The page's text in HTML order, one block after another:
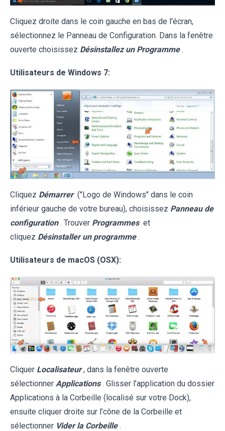
Cliquez droite dans le coin gauche en bas de l'écran,
sélectionnez le Panneau de Configuration. Dans la fenêtre
ouverte choisissez Désinstallez un Programme .
Utilisateurs de Windows 7:
Cliquez Démarrer ("Logo de Windows" dans le coin
inférieur gauche de votre bureau), choisissez Panneau de
configuration . Trouver Programmes et
cliquez Désinstaller un programme .
Utilisateurs de macOS (OSX):
Cliquer Localisateur , dans la fenêtre ouverte
sélectionner Applications . Glisser l’application du dossier
Applications à la Corbeille (localisé sur votre Dock),
ensuite cliquer droite sur l’cône de la Corbeille et
sélectionner Vider la Corbeille .